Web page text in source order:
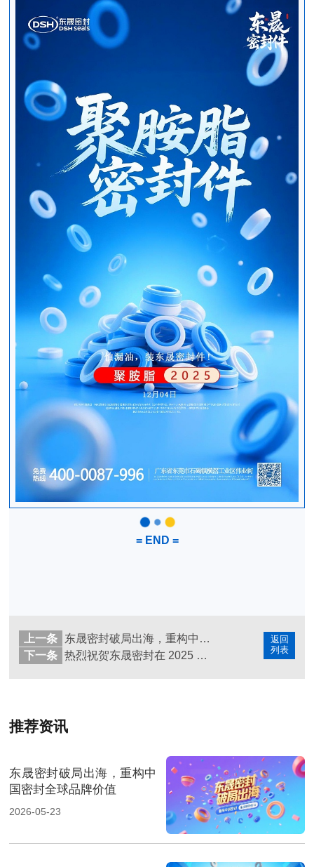
= END =
返回
列表
上一条
东晟密封破局出海，重构中国密封全球品牌价值
下一条
热烈祝贺东晟密封在 2025 上海 PTC展会取得圆满成功！
推荐资讯
东晟密封破局出海，重构中
国密封全球品牌价值
2026-05-23